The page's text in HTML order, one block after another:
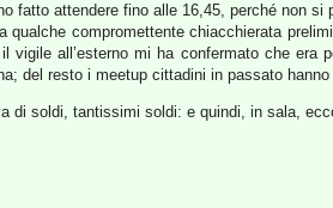
fatto attendere fino alle 16,45, perché non
qualche compromettente chiacchierata
vigile all’esterno mi ha confermato che
del resto i meetup cittadini in passato
di soldi, tantissimi soldi: e quindi, in sala,